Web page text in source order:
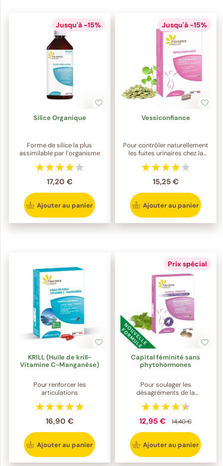
Jusqu'à -15%
Silice Organique
Forme de silice la plus
assimilable par l’organisme
17,20 €
Ajouter au panier
Jusqu'à -15%
Vessiconfiance
Pour contrôler naturellement
les fuites urinaires chez la
15,25 €
Ajouter au panier
KRILL (Huile de krill-
Vitamine C-Manganèse)
Pour renforcer les
articulations
16,90 €
Ajouter au panier
Prix spécial
Capital féminité sans
phytohormones
Pour soulager les
désagréments de la
12,95 € 14,40 €
Ajouter au panier